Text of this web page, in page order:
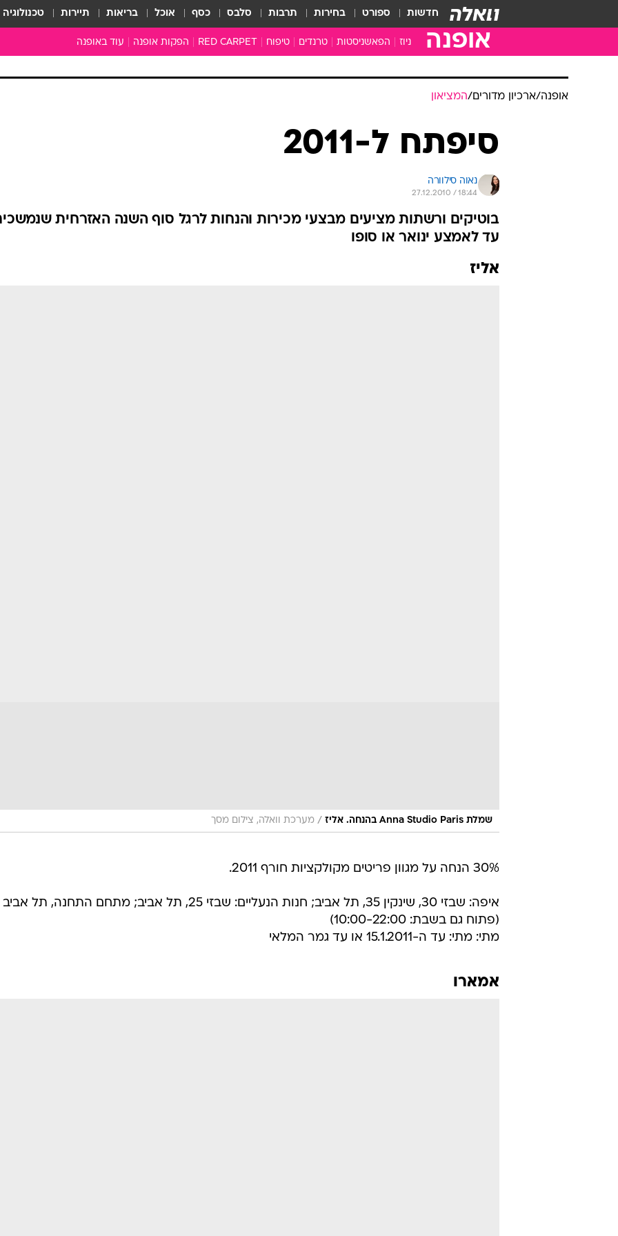
חדשות ספורט בחירות תרבות סלבס כסף אוכל בריאות תיירות טכנולוגיה
אופנה ניוז הפאשניסטות טרנדים טיפוח RED CARPET הפקות אופנה עוד באופנה
אופנה/ארכיון מדורים/המציאון
סיפתח ל-2011
נאוה סילוורה
27.12.2010 / 18:44
בוטיקים ורשתות מציעים מבצעי מכירות והנחות לרגל סוף השנה האזרחית
עד לאמצע ינואר או סופו
אליז
שמלת Anna Studio Paris בהנחה. אליז / מערכת וואלה, צילום מסך
30% הנחה על מגוון פריטים מקולקציות חורף 2011.
איפה: שבזי 30, שינקין 35, תל אביב; חנות הנעליים: שבזי 25, תל אביב; מתחם התחנה, תל אביב
(פתוח גם בשבת: 10:00-22:00)
מתי: מתי: עד ה-15.1.2011 או עד גמר המלאי
אמארו